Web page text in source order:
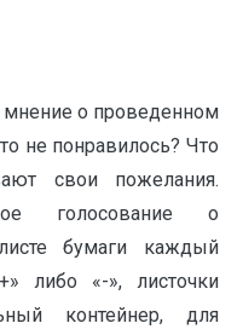
о проведенном
не понравилось? Что
свои пожелания.
голосование о
бумаги каждый
либо «-», листочки
контейнер, для